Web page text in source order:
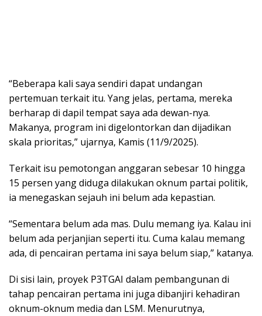
“Beberapa kali saya sendiri dapat undangan
pertemuan terkait itu. Yang jelas, pertama, mereka
berharap di dapil tempat saya ada dewan-nya.
Makanya, program ini digelontorkan dan dijadikan
skala prioritas,” ujarnya, Kamis (11/9/2025).
Terkait isu pemotongan anggaran sebesar 10 hingga
15 persen yang diduga dilakukan oknum partai politik,
ia menegaskan sejauh ini belum ada kepastian.
“Sementara belum ada mas. Dulu memang iya. Kalau ini
belum ada perjanjian seperti itu. Cuma kalau memang
ada, di pencairan pertama ini saya belum siap,” katanya.
Di sisi lain, proyek P3TGAI dalam pembangunan di
tahap pencairan pertama ini juga dibanjiri kehadiran
oknum-oknum media dan LSM. Menurutnya,